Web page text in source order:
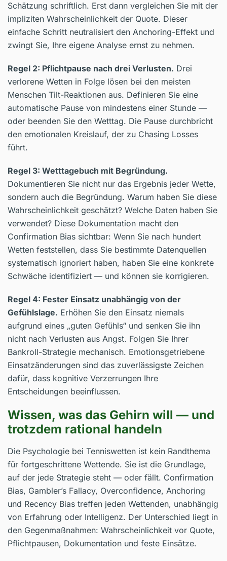
Schätzung schriftlich. Erst dann vergleichen Sie mit der
impliziten Wahrscheinlichkeit der Quote. Dieser
einfache Schritt neutralisiert den Anchoring-Effekt und
zwingt Sie, Ihre eigene Analyse ernst zu nehmen.
Regel 2: Pflichtpause nach drei Verlusten. Drei
verlorene Wetten in Folge lösen bei den meisten
Menschen Tilt-Reaktionen aus. Definieren Sie eine
automatische Pause von mindestens einer Stunde —
oder beenden Sie den Wetttag. Die Pause durchbricht
den emotionalen Kreislauf, der zu Chasing Losses
führt.
Regel 3: Wetttagebuch mit Begründung.
Dokumentieren Sie nicht nur das Ergebnis jeder Wette,
sondern auch die Begründung. Warum haben Sie diese
Wahrscheinlichkeit geschätzt? Welche Daten haben Sie
verwendet? Diese Dokumentation macht den
Confirmation Bias sichtbar: Wenn Sie nach hundert
Wetten feststellen, dass Sie bestimmte Datenquellen
systematisch ignoriert haben, haben Sie eine konkrete
Schwäche identifiziert — und können sie korrigieren.
Regel 4: Fester Einsatz unabhängig von der
Gefühlslage. Erhöhen Sie den Einsatz niemals
aufgrund eines „guten Gefühls“ und senken Sie ihn
nicht nach Verlusten aus Angst. Folgen Sie Ihrer
Bankroll-Strategie mechanisch. Emotionsgetriebene
Einsatzänderungen sind das zuverlässigste Zeichen
dafür, dass kognitive Verzerrungen Ihre
Entscheidungen beeinflussen.
Wissen, was das Gehirn will — und
trotzdem rational handeln
Die Psychologie bei Tenniswetten ist kein Randthema
für fortgeschrittene Wettende. Sie ist die Grundlage,
auf der jede Strategie steht — oder fällt. Confirmation
Bias, Gambler’s Fallacy, Overconfidence, Anchoring
und Recency Bias treffen jeden Wettenden, unabhängig
von Erfahrung oder Intelligenz. Der Unterschied liegt in
den Gegenmaßnahmen: Wahrscheinlichkeit vor Quote,
Pflichtpausen, Dokumentation und feste Einsätze.